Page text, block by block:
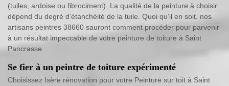
(tuiles, ardoise ou fibrociment). La qualité de la peinture à choisir
dépend du degré d’étanchéité de la tuile. Quoi qu’il en soit, nos
artisans peintres 38660 sauront comment procéder pour parvenir
à un résultat impeccable de votre peinture de toiture à Saint
Pancrasse.
Se fier à un peintre de toiture expérimenté
Choisissez Isère rénovation pour votre Peinture sur toit à Saint